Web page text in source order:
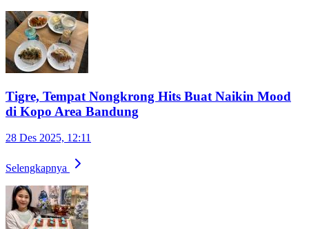
Tigre, Tempat Nongkrong Hits Buat Naikin Mood
di Kopo Area Bandung
28 Des 2025, 12:11
Selengkapnya